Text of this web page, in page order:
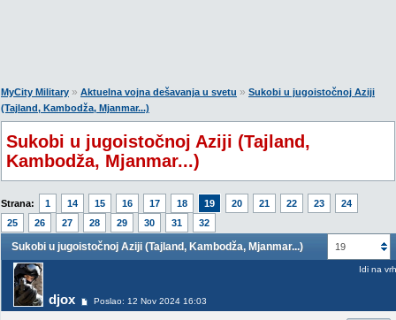
MyCity Military » Aktuelna vojna dešavanja u svetu » Sukobi u jugoistočnoj Aziji
(Tajland, Kambodža, Mjanmar...)
Sukobi u jugoistočnoj Aziji (Tajland,
Kambodža, Mjanmar...)
Strana: 1 14 15 16 17 18 19 20 21 22 23
24
25
26 27 28 29 30 31 32
19
Sukobi u jugoistočnoj Aziji (Tajland, Kambodža, Mjanmar...)
djox Poslao: 12 Nov 2024 16:03
Idi na vrh